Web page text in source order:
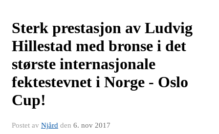
Sterk prestasjon av Ludvig
Hillestad med bronse i det
største internasjonale
fektestevnet i Norge - Oslo
Cup!
Postet av Njård den 6. nov 2017